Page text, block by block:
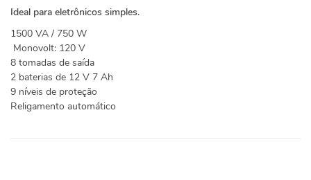
Ideal para eletrônicos simples.
1500 VA / 750 W
Monovolt: 120 V
8 tomadas de saída
2 baterias de 12 V 7 Ah
9 níveis de proteção
Religamento automático